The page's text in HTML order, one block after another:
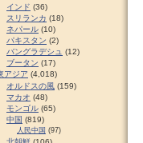
インド (36)
スリランカ (18)
ネパール (10)
パキスタン (2)
バングラデシュ (12)
ブータン (17)
アジア (4,018)
オルドスの風 (159)
マカオ (48)
モンゴル (65)
中国 (819)
人民中国 (97)